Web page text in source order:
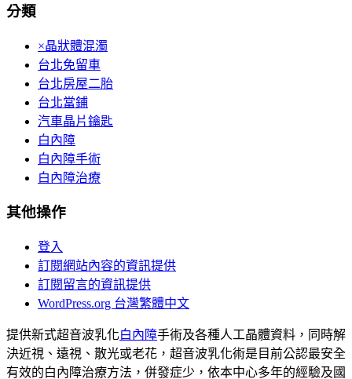
分類
×晶狀體混濁
台北免留車
台北房屋二胎
台北當鋪
汽車晶片鑰匙
白內障
白內障手術
白內障治療
其他操作
登入
訂閱網站內容的資訊提供
訂閱留言的資訊提供
WordPress.org 台灣繁體中文
提供新式超音波乳化白內障手術及各種人工晶體資料，同時解
決近視、遠視、散光或老花，超音波乳化術是目前公認最安全
有效的白內障治療方法，併發症少，依本中心多年的經驗及國